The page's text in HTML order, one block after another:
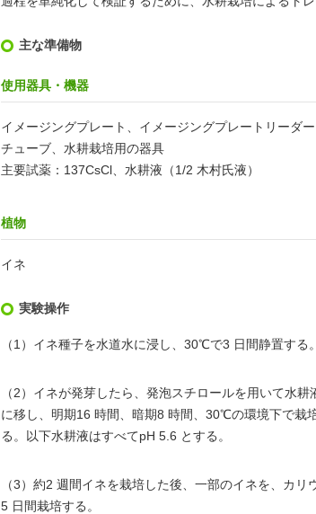
主な準備物
使用器具・機器
イメージングプレート、イメージングプレートリーダ
チューブ、水耕栽培用の器具
主要試薬：137CsCl、水耕液（1/2 木村氏液）
植物
イネ
実験操作
（1）イネ種子を水道水に浸し、30℃で3 日間静置する。
（2）イネが発芽したら、発泡スチロールを用いて水
に移し、明期16 時間、暗期8 時間、30℃の環境下で栽
る。以下水耕液はすべてpH 5.6 とする。
（3）約2 週間イネを栽培した後、一部のイネを、カ
5 日間栽培する。